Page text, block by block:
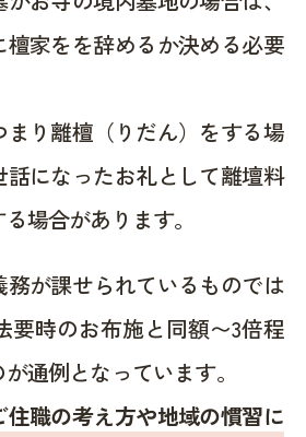
家をを辞めるか決める必要
り離檀（りだん）をする場
になったお礼として離壇料
場合があります。
が課せられているものでは
要時のお布施と同額〜3倍程
通例となっています。
住職の考え方や地域の慣習に